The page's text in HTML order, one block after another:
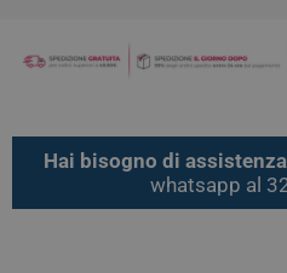
Hai bisogno di
whatsapp al